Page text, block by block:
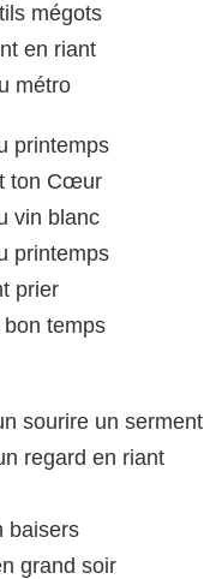
mégots
en riant
métro
printemps
ton Cœur
vin blanc
printemps
prier
temps
sourire un serment
regard en riant
baisers
grand soir